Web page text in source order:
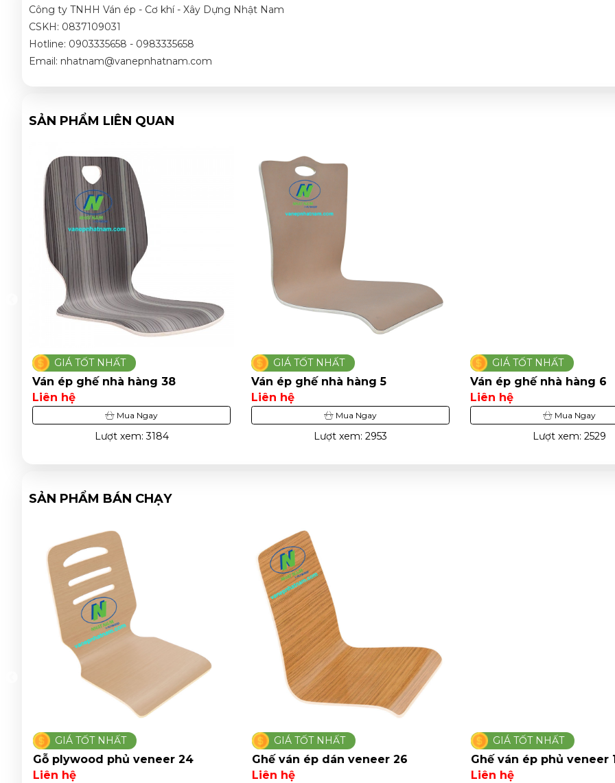
Công ty TNHH Ván ép - Cơ khí - Xây Dựng Nhật Nam
CSKH: 0837109031
Hotline: 0903335658 - 0983335658
Email: nhatnam@vanepnhatnam.com
SẢN PHẨM LIÊN QUAN
GIÁ TỐT NHẤT
Ván ép ghế nhà hàng 38
Liên hệ
Mua Ngay
Lượt xem: 3184
GIÁ TỐT NHẤT
Ván ép ghế nhà hàng 5
Liên hệ
Mua Ngay
Lượt xem: 2953
GIÁ TỐT NHẤT
Ván ép ghế nhà hàng 6
Liên hệ
Mua Ngay
Lượt xem: 2529
SẢN PHẨM BÁN CHẠY
GIÁ TỐT NHẤT
Gỗ plywood phủ veneer 24
Liên hệ
GIÁ TỐT NHẤT
Ghế ván ép dán veneer 26
Liên hệ
GIÁ TỐT NHẤT
Ghế ván ép phủ veneer
Liên hệ